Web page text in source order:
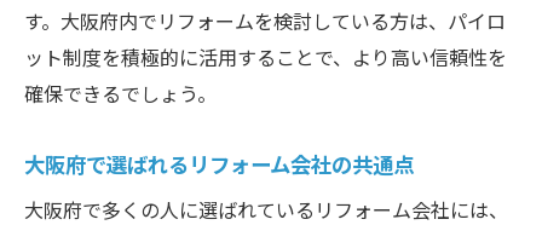
す。大阪府内でリフォームを検討している方は、パイロ
ット制度を積極的に活用することで、より高い信頼性を
確保できるでしょう。
大阪府で選ばれるリフォーム会社の共通点
大阪府で多くの人に選ばれているリフォーム会社には、